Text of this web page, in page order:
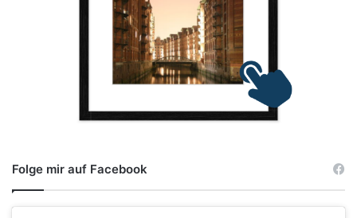
Folge mir auf Facebook